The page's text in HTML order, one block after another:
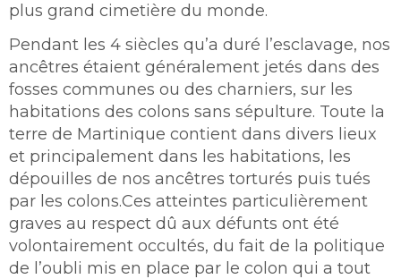
plus grand cimetière du monde.
Pendant les 4 siècles qu’a duré l’esclavage, nos
ancêtres étaient généralement jetés dans des
fosses communes ou des charniers, sur les
habitations des colons sans sépulture. Toute la
terre de Martinique contient dans divers lieux
et principalement dans les habitations, les
dépouilles de nos ancêtres torturés puis tués
par les colons.Ces atteintes particulièrement
graves au respect dû aux défunts ont été
volontairement occultés, du fait de la politique
de l’oubli mis en place par le colon qui a tout